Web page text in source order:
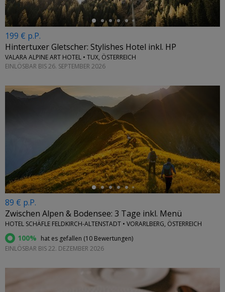
199 € p.P.
Hintertuxer Gletscher: Stylishes Hotel inkl. HP
VALARA ALPINE ART HOTEL • TUX, ÖSTERREICH
EINLÖSBAR BIS 26. SEPTEMBER 2026
89 € p.P.
Zwischen Alpen & Bodensee: 3 Tage inkl. Menü
HOTEL SCHÄFLE FELDKIRCH-ALTENSTADT • VORARLBERG, ÖSTERREICH
100% hat es gefallen (10 Bewertungen)
EINLÖSBAR BIS 22. DEZEMBER 2026